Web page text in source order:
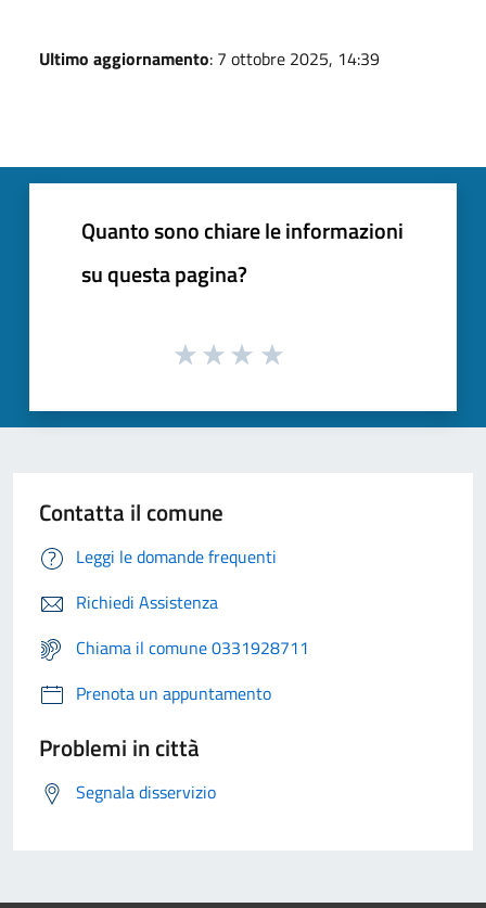
Ultimo aggiornamento: 7 ottobre 2025, 14:39
Quanto sono chiare le informazioni
su questa pagina?
Contatta il comune
Leggi le domande frequenti
Richiedi Assistenza
Chiama il comune 0331928711
Prenota un appuntamento
Problemi in città
Segnala disservizio